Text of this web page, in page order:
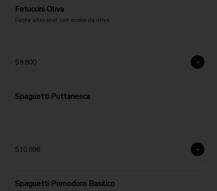
Fetuccini Oliva
Pasta artesanal con aceite de oliva
$9.900
Spaguetti Puttanesca
$10.898
Spaguetti Pomodoro Basilico